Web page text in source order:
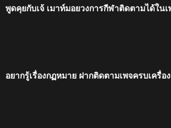
พูดคุยกับเจ้ เมาท์มอยวงการกีฬาติดตามได้ใน
อยากรู้เรื่องกฏหมาย ฝากติดตามเพจครบเครื่อ